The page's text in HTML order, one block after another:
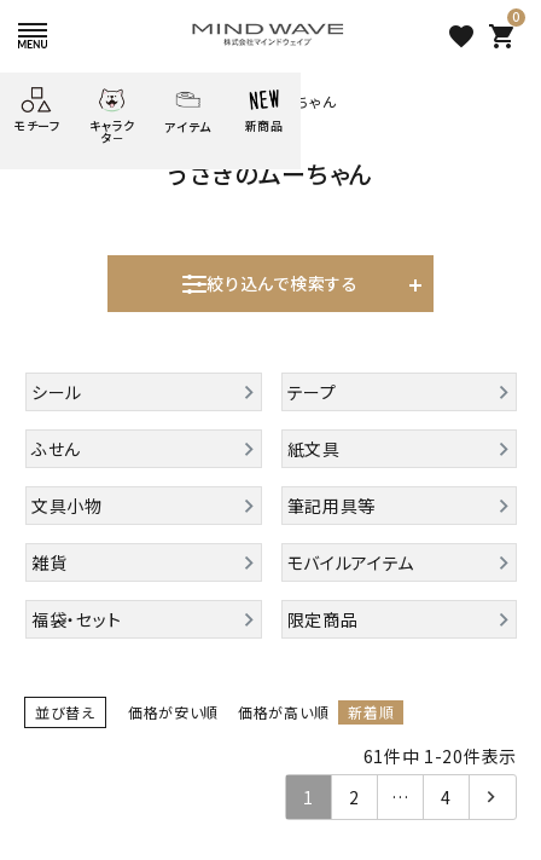
favorite
0
shopping_cart
モチーフ キャラク
タ－
ごろごろ
うさぎの
ムーちゃん
ゆるあにまる
ウサコレフレンズ
その他
アイテム
雑貨
新商品
新着商品
人気商品から探す
モチーフから探す
キャラクターから探す
INFORMATION
HOME すべての商品 うさぎのムーちゃん
うさぎのムーちゃん
絞り込んで検索する
シール テープ
ふせん 紙文具
文具小物 筆記用具等
雑貨 モバイルアイテム
福袋・セット 限定商品
並び替え 価格が安い順 価格が高い順 新着順
61件中 1-20件表示
1
2 … 4